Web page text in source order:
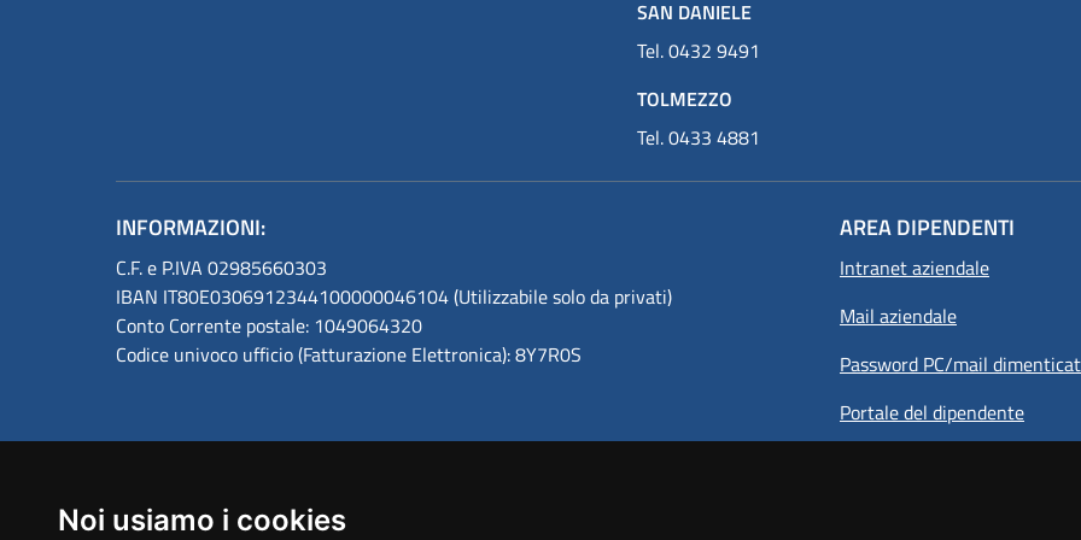
Noi usiamo i cookies
SAN DANIELE
Tel. 0432 9491
TOLMEZZO
Tel. 0433 4881
INFORMAZIONI:
C.F. e P.IVA 02985660303
IBAN IT80E0306912344100000046104 (Utilizzabile solo da privati)
Conto Corrente postale: 1049064320
Codice univoco ufficio (Fatturazione Elettronica): 8Y7R0S
AREA DIPENDENTI
Intranet aziendale
Mail aziendale
Password PC/mail
Portale del dipendente